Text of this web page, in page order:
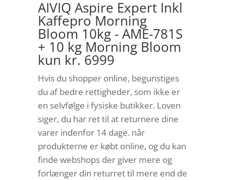
AIVIQ Aspire Expert Inkl
Kaffepro Morning
Bloom 10kg - AME-781S
+ 10 kg Morning Bloom
kun kr. 6999
Hvis du shopper online, begunstiges
du af bedre rettigheder, som ikke er
en selvfølge i fysiske butikker. Loven
siger, du har ret til at returnere dine
varer indenfor 14 dage. når
produkterne er købt online, og du kan
finde webshops der giver mere og
forlænger din returret til mere end de